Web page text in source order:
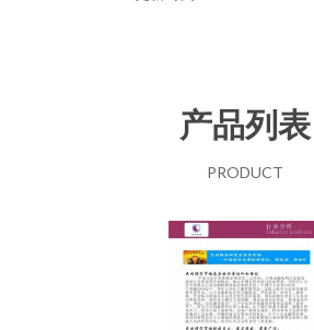
产品列表
PRODUCT